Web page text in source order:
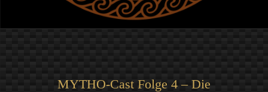
MYTHO-Cast Folge 4 – Die